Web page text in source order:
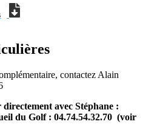
contactez Alain
avec Stéphane :
du Golf : 04.74.54.32.70 (voir